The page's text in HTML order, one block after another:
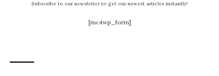
Subscribe to our newsletter to get our newest articles instantly!
[mc4wp_form]